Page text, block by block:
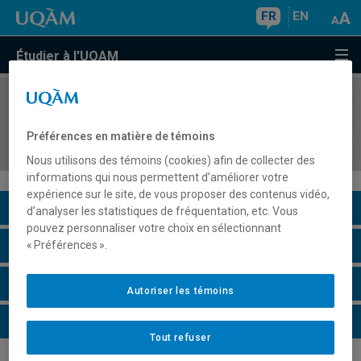
FR EN
Étudier à l'UQAM
COURS//
traitement des troubles sexuels
Description du cours
Horaire - Été 2026
Horaire - Automne 2026
Horaire - Hiver 2027
Préférences en matière de témoins
Nous utilisons des témoins (cookies) afin de collecter des
informations qui nous permettent d’améliorer votre
expérience sur le site, de vous proposer des contenus vidéo,
d’analyser les statistiques de fréquentation, etc. Vous
pouvez personnaliser votre choix en sélectionnant
« Préférences ».
Tout refuser
Autoriser les témoins